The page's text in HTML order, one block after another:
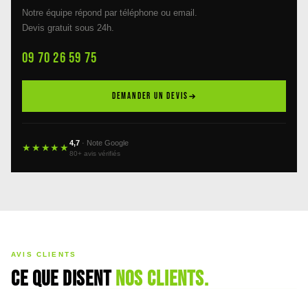
Notre équipe répond par téléphone ou email.
Devis gratuit sous 24h.
09 70 26 59 75
DEMANDER UN DEVIS
★★★★★4,7 · Note Google
80+ avis vérifiés
AVIS CLIENTS
Ce que disentnos clients.